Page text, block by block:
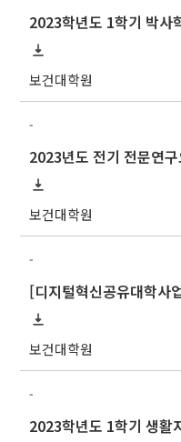
2023학년도 1학기 박사
보건대학원
-
2023년도 전기 전문연
보건대학원
-
보건대학원
-
2023학년도 1학기 생활